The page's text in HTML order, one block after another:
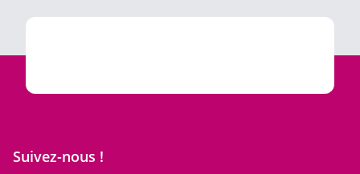
Suivez-nous !